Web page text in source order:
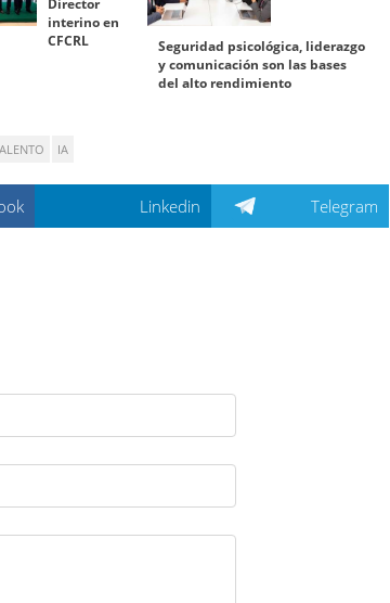
Director
interino en
CFCRL
Seguridad psicológica, liderazgo
y comunicación son las bases
del alto rendimiento
IA
Linkedin Telegram